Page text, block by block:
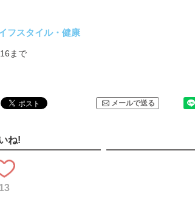
フスタイル・健康
まで
メールで送る
ね!